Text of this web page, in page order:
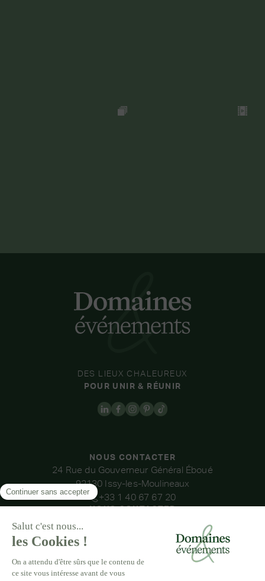
NOUS CONTACTER
24 Rue du Gouverneur Général Éboué
92130 Issy-les-Moulineaux
+33 1 40 67 67 20
NOUS CONTACTER
DES LIEUX CHALEUREUX
POUR UNIR & RÉUNIR
NOS LIEUX
DOMAINE DE LA THIBAUDIÈRE